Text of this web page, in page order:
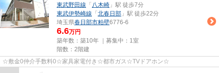
東武野田線 「 八木崎 」駅 徒歩7分
東武伊勢崎線 「 北春日部 」駅 徒歩22分
埼玉県春日部市粕壁6776-6
6.6万円
築年数：築10年 ｜募集中： 1室
階数：2階建
☆敷金0仲介手数料0☆家具家電付き☆都市ガス☆TVドアホン☆